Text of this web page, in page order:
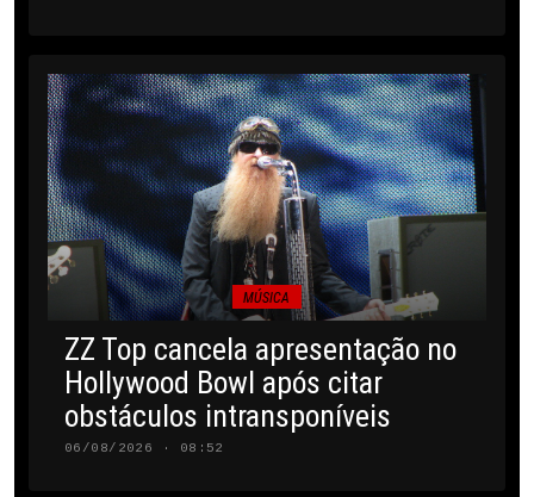
MÚSICA
ZZ Top cancela apresentação no
Hollywood Bowl após citar
obstáculos intransponíveis
06/08/2026 · 08:52